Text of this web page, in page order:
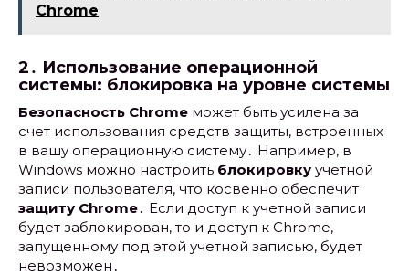
Chrome
2․ Использование операционной
системы: блокировка на уровне системы
Безопасность Chrome может быть усилена за
счет использования средств защиты, встроенных
в вашу операционную систему․ Например, в
Windows можно настроить блокировку учетной
записи пользователя, что косвенно обеспечит
защиту Chrome․ Если доступ к учетной записи
будет заблокирован, то и доступ к Chrome,
запущенному под этой учетной записью, будет
невозможен․